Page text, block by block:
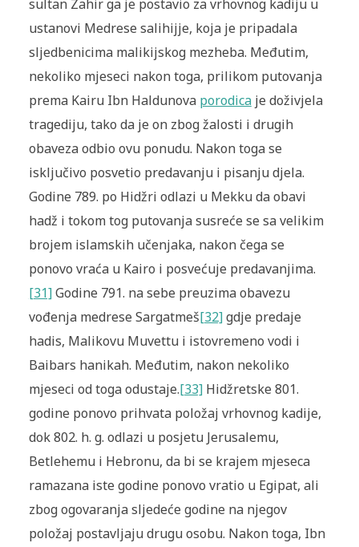
sultan Zahir ga je postavio za vrhovnog kadiju u
ustanovi Medrese salihijje, koja je pripadala
sljedbenicima malikijskog mezheba. Međutim,
nekoliko mjeseci nakon toga, prilikom putovanja
prema Kairu Ibn Haldunova porodicaje doživjela
tragediju, tako da je on zbog žalosti i drugih
obaveza odbio ovu ponudu. Nakon toga se
isključivo posvetio predavanju i pisanju djela.
Godine 789. po Hidžri odlazi u Mekku da obavi
hadž i tokom tog putovanja susreće se sa velikim
brojem islamskih učenjaka, nakon čega se
ponovo vraća u Kairo i posvećuje predavanjima.
[31]Godine 791. na sebe preuzima obavezu
vođenja medrese Sargatmeš[32]gdje predaje
hadis, Malikovu Muvettu i istovremeno vodi i
Baibars hanikah. Međutim, nakon nekoliko
mjeseci od toga odustaje.[33]Hidžretske 801.
godine ponovo prihvata položaj vrhovnog kadije,
dok 802. h. g. odlazi u posjetu Jerusalemu,
Betlehemu i Hebronu, da bi se krajem mjeseca
ramazana iste godine ponovo vratio u Egipat, ali
zbog ogovaranja sljedeće godine na njegov
položaj postavljaju drugu osobu. Nakon toga, Ibn